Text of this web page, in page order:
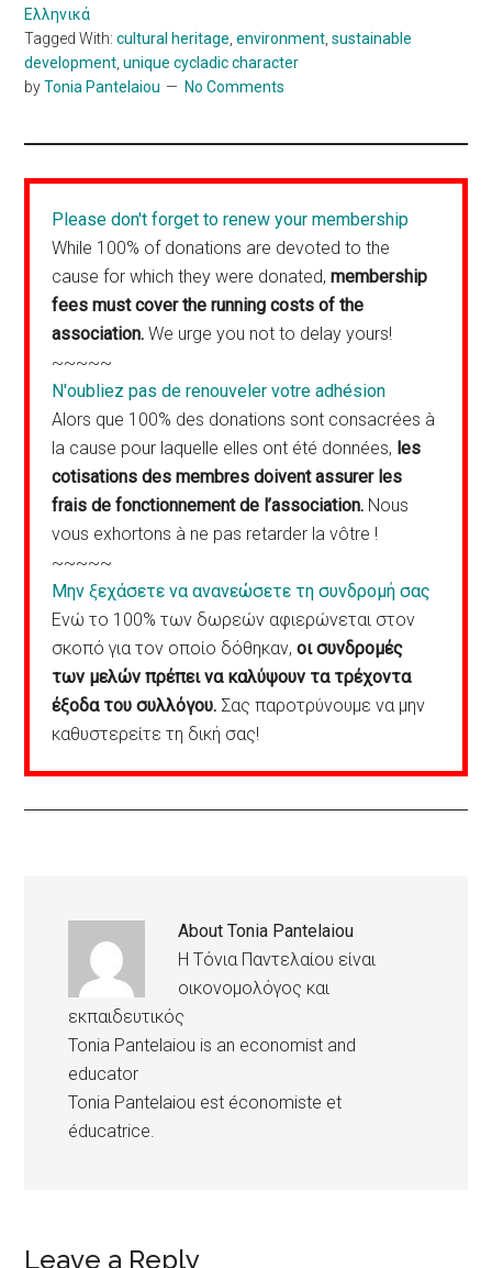
Ελληνικά
Tagged With:cultural heritage ,environment ,sustainable
development ,unique cycladic character
byTonia Pantelaiou No Comments
Please don't forget to renew your membership
While 100% of donations are devoted to the
cause for which they were donated,membership
fees must cover the running costs of the
association. We urge you not to delay yours!
~~~~~
N'oubliez pas de renouveler votre adhésion
Alors que 100% des donations sont consacrées à
la cause pour laquelle elles ont été données, les
cotisations des membres doivent assurer les
frais de fonctionnement de l’association. Nous
vous exhortons à ne pas retarder la vôtre !
~~~~~
Μην ξεχάσετε να ανανεώσετε τη συνδρομή σας
Ενώ το 100% των δωρεών αφιερώνεται στον
σκοπό για τον οποίο δόθηκαν,οι συνδρομές
των μελών πρέπει να καλύψουν τα τρέχοντα
έξοδα του συλλόγου. Σας παροτρύνουμε να μην
καθυστερείτε τη δική σας!
AboutTonia Pantelaiou
Η Τόνια Παντελαίου είναι
οικονομολόγος και
εκπαιδευτικός
Tonia Pantelaiou is an economist and
educator
Tonia Pantelaiou est économiste et
éducatrice.
Leave a Reply